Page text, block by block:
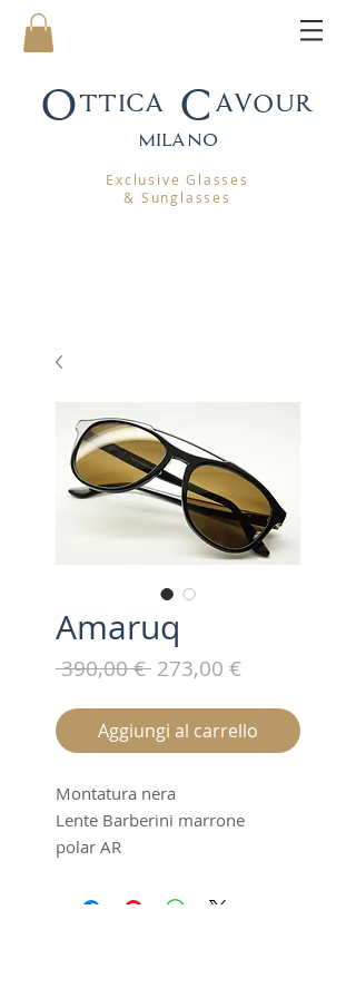
Ottica Cavour
milano
Exclusive Glasses
& Sunglasses
Amaruq
390,00 € Prezzo
273,00 €Prezzo
Aggiungi al carrello
Montatura nera
Lente Barberini marrone
polar AR
Made in Italy